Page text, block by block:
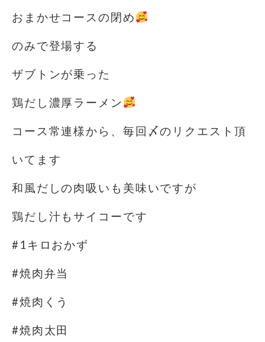
おまかせコースの閉め
のみで登場する
ザブトンが乗った️
鶏だし濃厚ラーメン
コース常連様から、毎回〆のリクエスト頂
いてます
和風だしの肉吸いも美味いですが
鶏だし汁もサイコーです
#1キロおかず
#焼肉弁当
#焼肉くう
#焼肉太田